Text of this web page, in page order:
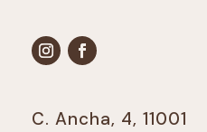
C. Ancha, 4, 11001